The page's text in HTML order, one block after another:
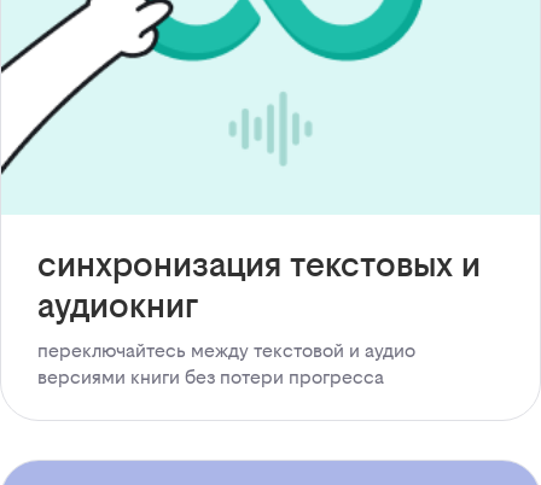
синхронизация текстовых и
аудиокниг
переключайтесь между текстовой и аудио
версиями книги без потери прогресса